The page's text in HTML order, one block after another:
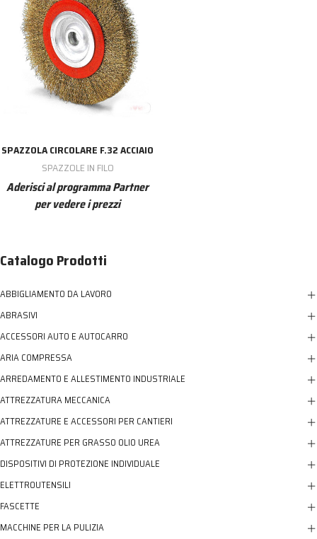
SPAZZOLA CIRCOLARE F.32 ACCIAIO
SPAZZOLE IN FILO
Aderisci al programma Partner
per vedere i prezzi
Catalogo Prodotti
ABBIGLIAMENTO DA LAVORO
ABRASIVI
ACCESSORI AUTO E AUTOCARRO
ARIA COMPRESSA
ARREDAMENTO E ALLESTIMENTO INDUSTRIALE
ATTREZZATURA MECCANICA
ATTREZZATURE E ACCESSORI PER CANTIERI
ATTREZZATURE PER GRASSO OLIO UREA
DISPOSITIVI DI PROTEZIONE INDIVIDUALE
ELETTROUTENSILI
FASCETTE
MACCHINE PER LA PULIZIA